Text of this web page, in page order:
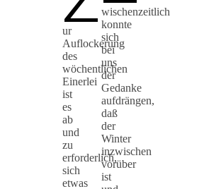
ur
Auflockerung
des
wöchentlichen
Einerlei
ist
es
ab
und
zu
erforderlich,
sich
etwas
wischenzeitlich
konnte
sich
bei
uns
der
Gedanke
aufdrängen,
daß
der
Winter
inzwischen
vorüber
ist